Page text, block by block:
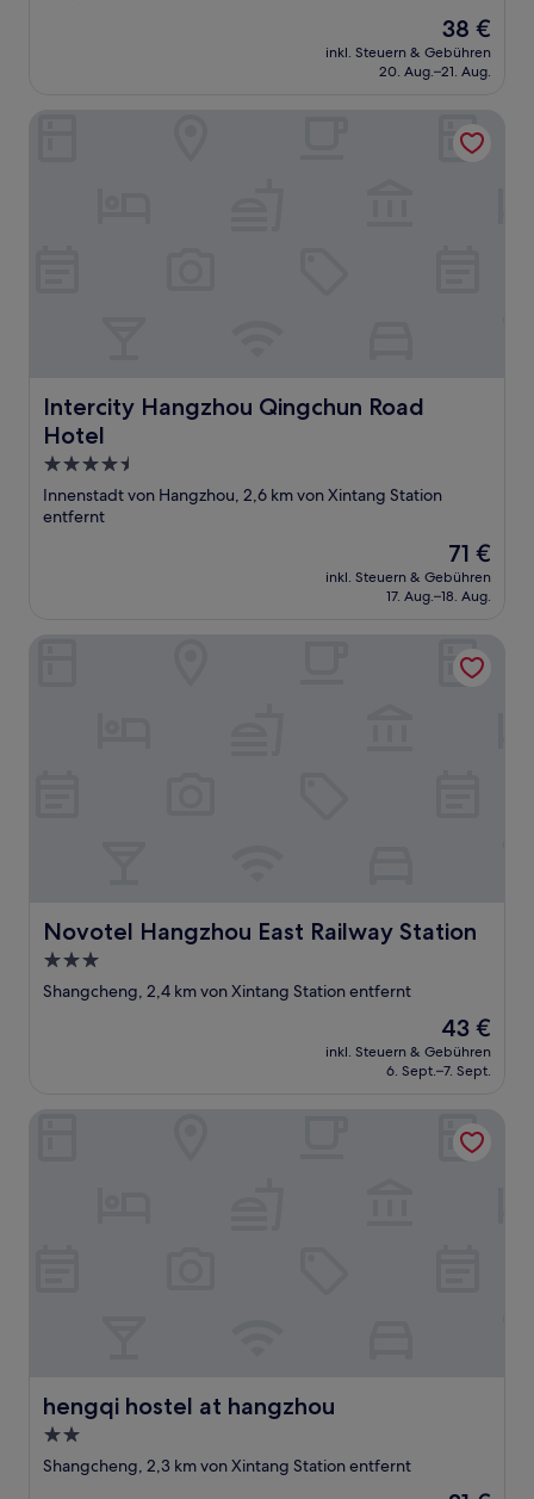
Der
Preis
beträgt
38 €
inkl. Steuern & Gebühren
20. Aug.–21. Aug.
Intercity Hangzhou Qingchun Road
Hotel
Intercity Hangzhou Qingchun Road Hotel
4.5-
Sterne-
Unterkunft
Innenstadt von Hangzhou, 2,6 km von Xintang Station
entfernt
Der
Preis
beträgt
71 €
inkl. Steuern & Gebühren
17. Aug.–18. Aug.
Novotel Hangzhou East Railway Station
Novotel Hangzhou East Railway Station
3.0-
Sterne-
Shangcheng, 2,4 km von Xintang Station entfernt
Der
Preis
beträgt
43 €
inkl. Steuern & Gebühren
6. Sept.–7. Sept.
hengqi hostel at hangzhou
hengqi hostel at hangzhou
2.0-
Sterne-
Shangcheng, 2,3 km von Xintang Station entfernt